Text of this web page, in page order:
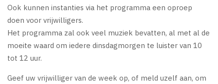
Ook kunnen instanties via het programma een oproep
doen voor vrijwilligers.
Het programma zal ook veel muziek bevatten, al met al de
moeite waard om iedere dinsdagmorgen te luister van 10
tot 12 uur.
Geef uw vrijwilliger van de week op, of meld uzelf aan, om